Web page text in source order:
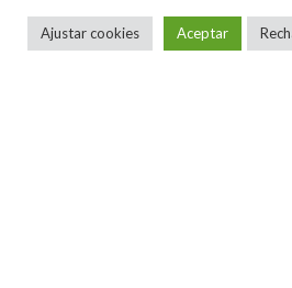
Ajustar cookies Aceptar